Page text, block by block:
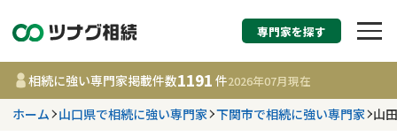
相続税申告・相続手
す
専門家を探す
相続に強い専門家掲載件数1191 件2026年07月現在
ホーム 山口県で相続に強い専門家 下関市で相続に強い専門家 山